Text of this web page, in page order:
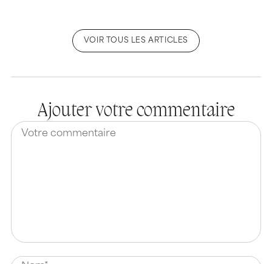
VOIR TOUS LES ARTICLES
Ajouter votre commentaire